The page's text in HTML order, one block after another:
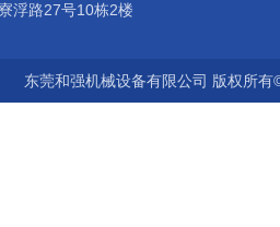
浮路27号10栋2楼
东莞和强机械设备有限公司 版权所